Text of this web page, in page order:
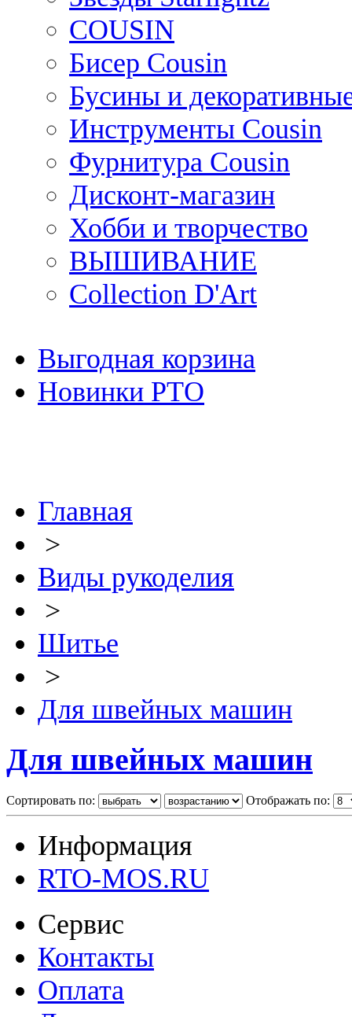
COUSIN
Бисер Cousin
Бусины и
Инструменты Cousin
Фурнитура Cousin
Дисконт-магазин
Хобби и творчество
ВЫШИВАНИЕ
Collection D'Art
Выгодная корзина
Новинки РТО
Главная
>
Виды рукоделия
>
Шитье
>
Для швейных машин
Для швейных машин
Сортировать по: Отображать по:
Информация
RTO-MOS.RU
Сервис
Контакты
Оплата